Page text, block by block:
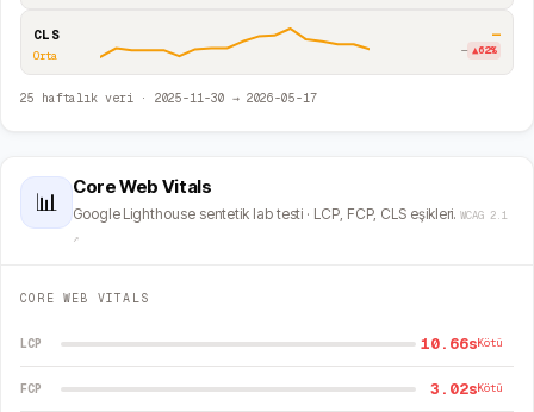
CLS
Orta
—
— ▲62%
25 haftalık veri · 2025-11-30 → 2026-05-17
📊
Core Web Vitals
Google Lighthouse sentetik lab testi · LCP, FCP, CLS eşikleri. WCAG 2.1
↗
CORE WEB VITALS
LCP 10.66sKötü
FCP 3.02sKötü